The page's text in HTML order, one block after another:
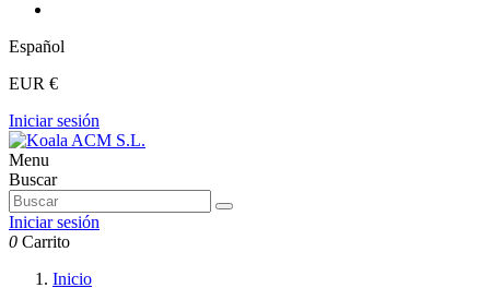
Español
EUR €
Iniciar sesión
Menu
Buscar
Iniciar sesión
0 Carrito
Inicio